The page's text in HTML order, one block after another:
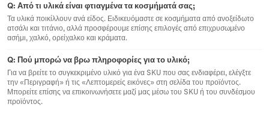
Q: Από τι υλικά είναι φτιαγμένα τα κοσμήματά σας;
Τα υλικά ποικίλλουν ανά είδος. Ειδικευόμαστε σε κοσμήματα από ανοξείδωτο
ατσάλι και τιτάνιο, αλλά προσφέρουμε επίσης επιλογές από επιχρυσωμένο
ασήμι, χαλκό, ορείχαλκο και κράματα.
Q: Πού μπορώ να βρω πληροφορίες για το υλικό;
Για να βρείτε το συγκεκριμένο υλικό για ένα SKU που σας ενδιαφέρει, ελέγξτε
την «Περιγραφή» ή τις «Λεπτομερείς εικόνες» στη σελίδα του προϊόντος.
Μπορείτε επίσης να επικοινωνήσετε μαζί μας μέσω του SKU ή του συνδέσμου
προϊόντος.